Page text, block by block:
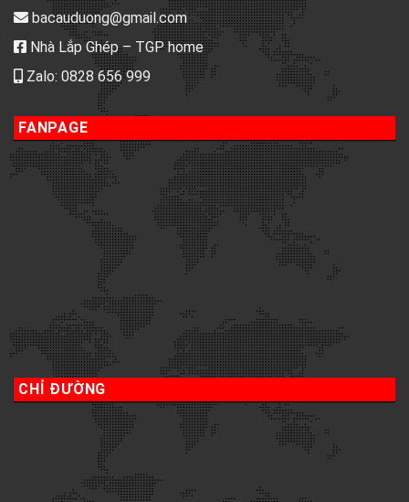
bacauduong@gmail.com
Nhà Lắp Ghép – TGP home
Zalo: 0828 656 999
FANPAGE
CHỈ ĐƯỜNG